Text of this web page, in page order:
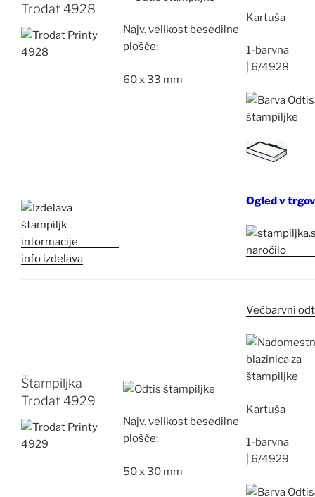
Trodat 4928
Najv.velikost besedilne
plošče:
60 x 33 mm
Kartuša
1-barvna
6/4928
info izdelava
Ogled v
Štampiljka
Trodat 4929
Najv.velikost besedilne
plošče:
50 x 30 mm
Večbarvni
Kartuša
1-barvna
6/4929